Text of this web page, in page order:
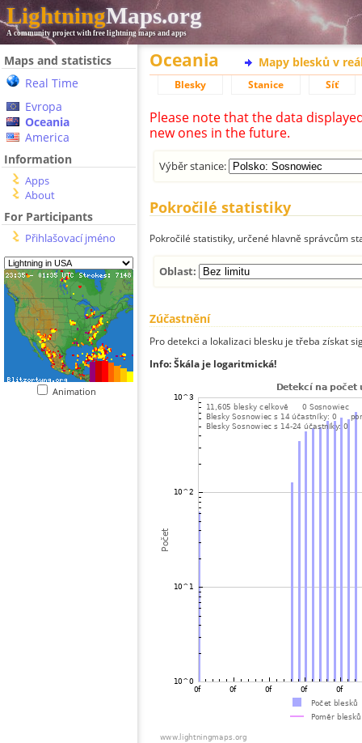
LightningMaps.org
A community project with free lightning maps and apps
Maps and statistics
Real Time
Evropa
Oceania
America
Information
Apps
About
For Participants
Přihlašovací jméno
Animation
Oceania Mapy blesků v
Blesky Stanice Síť
Please note that the data
new ones in the future.
Výběr stanice:
Pokročilé statistiky
Pokročilé statistiky, určené hlavně správcům
Oblast:
Zúčastnění
Pro detekci a lokalizaci blesku je třeba získat
Info: Škála je logaritmická!